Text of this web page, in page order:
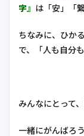
字』 は「安」「
ちなみに、ひか
で、「人も自分
みんなにとって
一緒にがんばろ